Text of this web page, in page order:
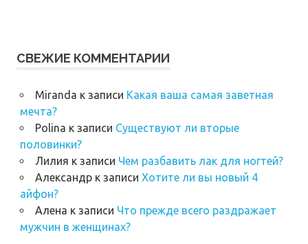
СВЕЖИЕ КОММЕНТАРИИ
Miranda к записи Какая ваша самая заветная
мечта?
Polina к записи Существуют ли вторые
половинки?
Лилия к записи Чем разбавить лак для ногтей?
Александрк записи Хотите ли вы новый 4
айфон?
Алена к записи Что прежде всего раздражает
мужчин в женщинах?